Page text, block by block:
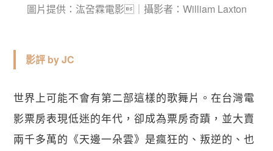
圖片提供：汯呄霖電影｜攝影者：William Laxton
影評 by JC
世界上可能不會有第二部這樣的歌舞片。在台灣電
影票房表現低迷的年代，卻成為票房奇蹟，並大賣
兩千多萬的《天邊一朵雲》是瘋狂的、叛逆的、也